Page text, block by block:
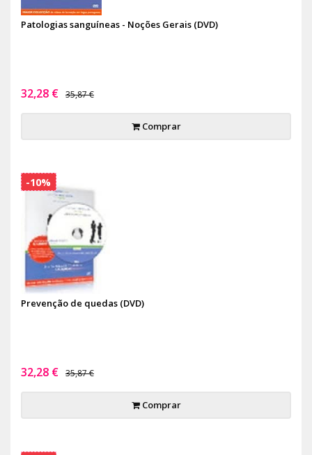
Patologias sanguíneas - Noções Gerais (DVD)
32,28 € 35,87 €
Comprar
Prevenção de quedas (DVD)
32,28 € 35,87 €
Comprar
-10%